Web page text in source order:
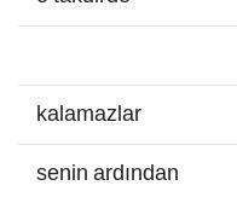
kalamazlar
senin ardından